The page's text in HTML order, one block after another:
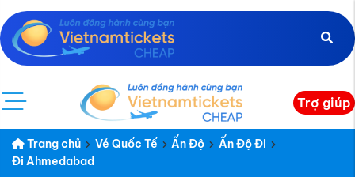
Trợ giúp
Trang chủ Vé Quốc Tế Ấn Độ
Ấn Độ Đi
Đi Ahmedabad